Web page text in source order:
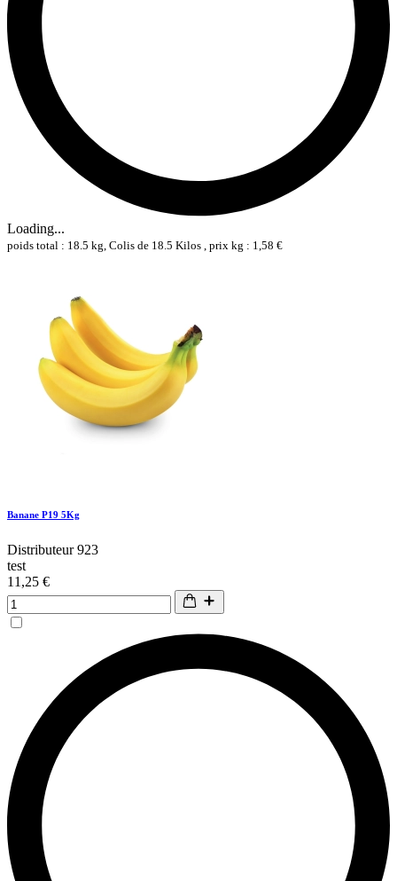
Loading...
poids total : 18.5 kg, Colis de 18.5 Kilos , prix kg : 1,58 €
Banane P19 5Kg
Distributeur 923
test
11,25 €